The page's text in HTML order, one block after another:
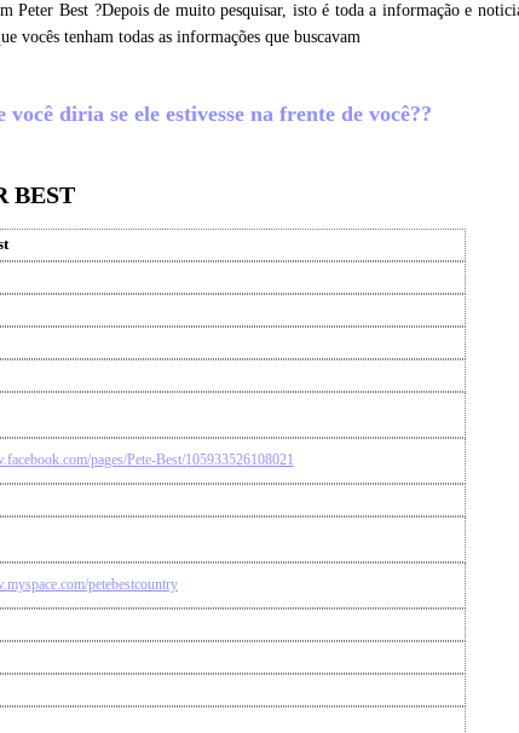
Peter Best ?Depois de muito pesquisar, isto é toda a informação e
vocês tenham todas as informações que buscavam
diria se ele estivesse na frente de você??
BEST
pages/Pete-Best/105933526108021
petebestcountry